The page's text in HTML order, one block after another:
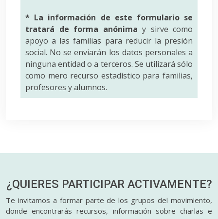
* La información de este formulario se
tratará de forma anónima y sirve como
apoyo a las familias para reducir la presión
social. No se enviarán los datos personales a
ninguna entidad o a terceros. Se utilizará sólo
como mero recurso estadístico para familias,
profesores y alumnos.
¿QUIERES PARTICIPAR ACTIVAMENTE?
Te invitamos a formar parte de los grupos del movimiento,
donde encontrarás recursos, información sobre charlas e